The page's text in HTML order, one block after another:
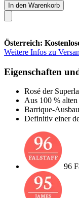
In den Warenkorb
Österreich:
Weitere Infos zu
Eigenschaften
Rosé der
Aus 100 %
Barrique-
Definitiv einer
96